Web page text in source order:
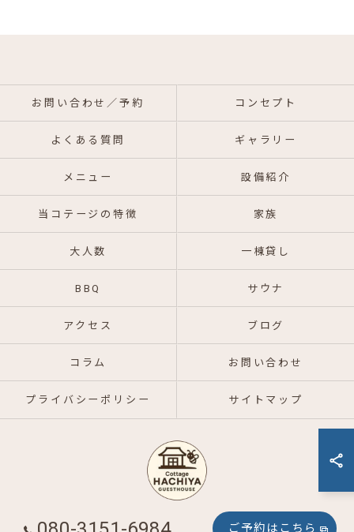
ご予約はこちら
お問い合わせ／予約 コンセプト
よくある質問 ギャラリー
メニュー 設備紹介
当コテージの特徴 家族
大人数 一棟貸し
BBQ サウナ
アクセス ブログ
コラム お問い合わせ
プライバシーポリシー サイトマップ